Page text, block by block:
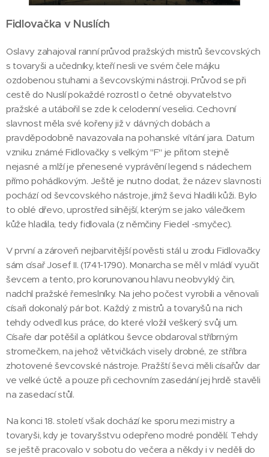
Fidlovačka v Nuslích
Oslavy zahajoval ranní průvod pražských mistrů ševcovských
s tovaryši a učedníky, kteří nesli ve svém čele májku
ozdobenou stuhami a ševcovskými nástroji. Průvod se při
cestě do Nuslí pokaždé rozrostl o četné obyvatelstvo
pražské a utábořil se zde k celodenní veselici. Cechovní
slavnost měla své kořeny již v dávných dobách a
pravděpodobně navazovala na pohanské vítání jara. Datum
vzniku známé Fidlovačky s velkým "F" je přitom stejně
nejasné a mlží je přenesené vyprávění legend s nádechem
přímo pohádkovým. Ještě je nutno dodat, že název slavnosti
pochází od ševcovského nástroje, jímž ševci hladili kůži. Bylo
to oblé dřevo, uprostřed silnější, kterým se jako válečkem
kůže hladila, tedy fidlovala (z němčiny Fiedel -smyčec).
V první a zároveň nejbarvitější pověsti stál u zrodu Fidlovačky
sám císař Josef II. (1741-1790). Monarcha se měl v mládí vyučit
ševcem a tento, pro korunovanou hlavu neobvyklý čin,
nadchl pražské řemeslníky. Na jeho počest vyrobili a věnovali
císaři dokonalý pár bot. Každý z mistrů a tovaryšů na nich
tehdy odvedl kus práce, do které vložil veškerý svůj um.
Císaře dar potěšil a oplátkou ševce obdaroval stříbrným
stromečkem, na jehož větvičkách visely drobné, ze stříbra
zhotovené ševcovské nástroje. Pražští ševci měli císařův dar
ve velké úctě a pouze při cechovním zasedání jej hrdě stavěli
na zasedací stůl.
Na konci 18. století však dochází ke sporu mezi mistry a
tovaryši, kdy je tovaryšstvu odepřeno modré pondělí. Tehdy
se ještě pracovalo v sobotu do večera a někdy i v neděli do